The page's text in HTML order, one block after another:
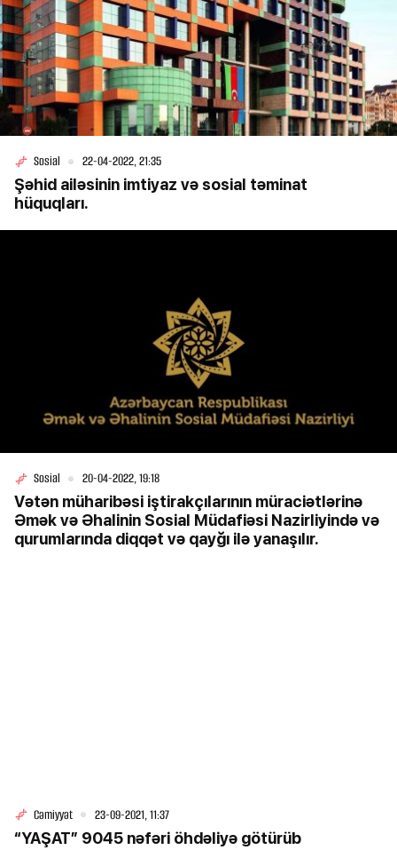
Sosial 22-04-2022, 21:35
Şəhid ailəsinin imtiyaz və sosial təminat
hüquqları.
Sosial 20-04-2022, 19:18
Vətən müharibəsi iştirakçılarının müraciətlərinə
Əmək və Əhalinin Sosial Müdafiəsi Nazirliyində və
qurumlarında diqqət və qayğı ilə yanaşılır.
Cəmiyyət 23-09-2021, 11:37
“YAŞAT” 9045 nəfəri öhdəliyə götürüb